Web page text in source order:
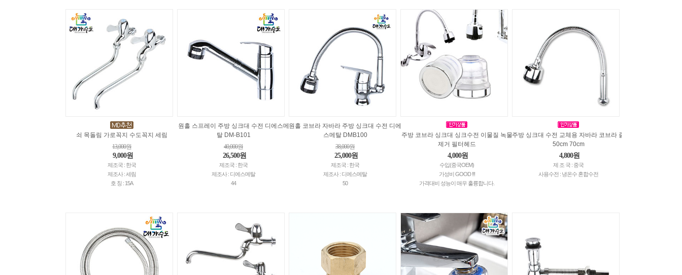
쇠 목돌림 가로꼭지 수도꼭지 세림
13,000원
9,000원
제조국 : 한국
제조사 : 세림
호 칭 : 15A
원홀 스프레이 주방 싱크대 수전 디에스메
탈 DM-B101
40,000원
26,500원
제조국 : 한국
제조사 : 디에스메탈
44
원홀 코브라 자바라 주방 싱크대 수전 디에
스메탈 DMB100
38,000원
25,000원
제조국 : 한국
제조사 : 디에스메탈
50
주방 코브라 싱크대 싱크수전 이물질 녹물
제거 필터헤드
4,000원
수입(중국OEM)
가성비 GOOD !!!
가격대비 성능이 매우 훌륭합니다.
주방 싱크대 수전 교체용 자바라 코브라 줄
50cm 70cm
4,800원
제 조 국 : 중국
사용수전 : 냉온수 혼합수전